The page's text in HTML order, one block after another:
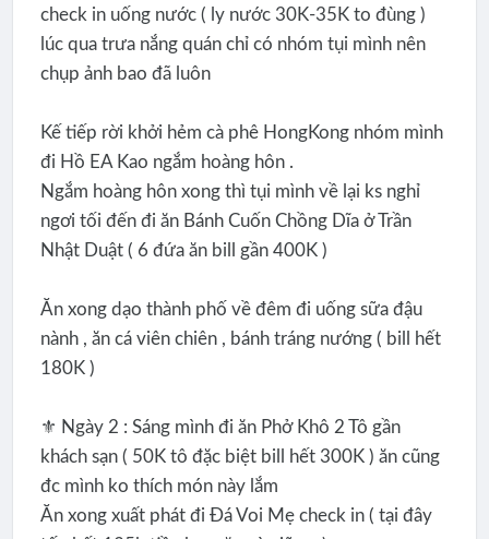
check in uống nước ( ly nước 30K-35K to đùng )
lúc qua trưa nắng quán chỉ có nhóm tụi mình nên
chụp ảnh bao đã luôn
Kế tiếp rời khởi hẻm cà phê HongKong nhóm mình
đi Hồ EA Kao ngắm hoàng hôn .
Ngắm hoàng hôn xong thì tụi mình về lại ks nghỉ
ngơi tối đến đi ăn Bánh Cuốn Chồng Dĩa ở Trần
Nhật Duật ( 6 đứa ăn bill gần 400K )
Ăn xong dạo thành phố về đêm đi uống sữa đậu
nành , ăn cá viên chiên , bánh tráng nướng ( bill hết
180K )
⚜️ Ngày 2 : Sáng mình đi ăn Phở Khô 2 Tô gần
khách sạn ( 50K tô đặc biệt bill hết 300K ) ăn cũng
đc mình ko thích món này lắm
Ăn xong xuất phát đi Đá Voi Mẹ check in ( tại đây